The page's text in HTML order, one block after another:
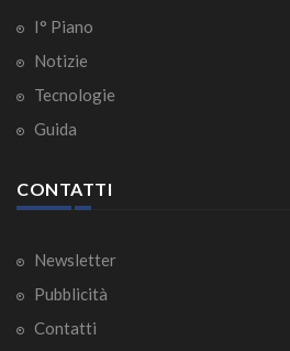
I° Piano
Notizie
Tecnologie
Guida
CONTATTI
Newsletter
Pubblicità
Contatti